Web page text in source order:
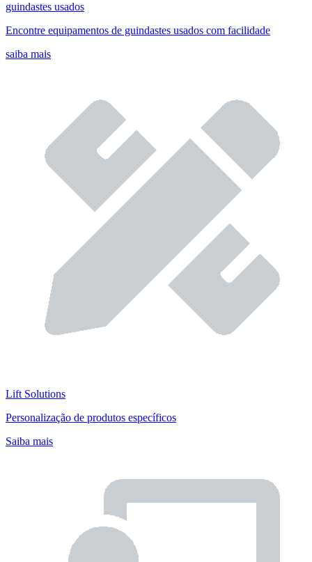
guindastes usados
Encontre equipamentos de guindastes usados com facilidade
saiba mais
Lift Solutions
Personalização de produtos específicos
Saiba mais